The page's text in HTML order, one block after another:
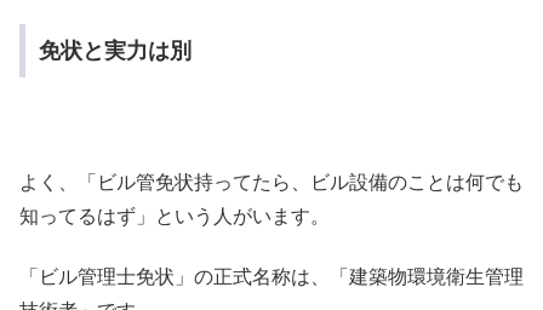
免状と実力は別
よく、「ビル管免状持ってたら、ビル設備のことは何でも
知ってるはず」という人がいます。
「ビル管理士免状」の正式名称は、「建築物環境衛生管理